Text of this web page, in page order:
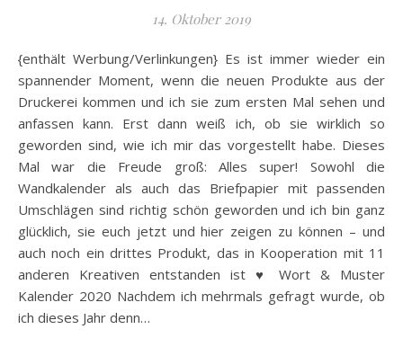
14. Oktober 2019
{enthält Werbung/Verlinkungen} Es ist immer wieder ein
spannender Moment, wenn die neuen Produkte aus der
Druckerei kommen und ich sie zum ersten Mal sehen und
anfassen kann. Erst dann weiß ich, ob sie wirklich so
geworden sind, wie ich mir das vorgestellt habe. Dieses
Mal war die Freude groß: Alles super! Sowohl die
Wandkalender als auch das Briefpapier mit passenden
Umschlägen sind richtig schön geworden und ich bin ganz
glücklich, sie euch jetzt und hier zeigen zu können – und
auch noch ein drittes Produkt, das in Kooperation mit 11
anderen Kreativen entstanden ist ♥ Wort & Muster
Kalender 2020 Nachdem ich mehrmals gefragt wurde, ob
ich dieses Jahr denn…